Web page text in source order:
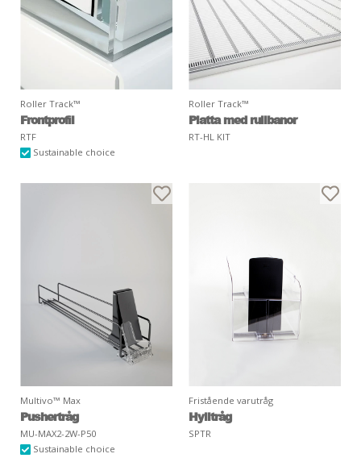
Roller Track™
Frontprofil
RTF
Sustainable choice
Roller Track™
Platta med rullbanor
RT-HL KIT
Multivo™ Max
Pushertråg
MU-MAX2-2W-P50
Sustainable choice
Fristående varutråg
Hylltråg
SPTR